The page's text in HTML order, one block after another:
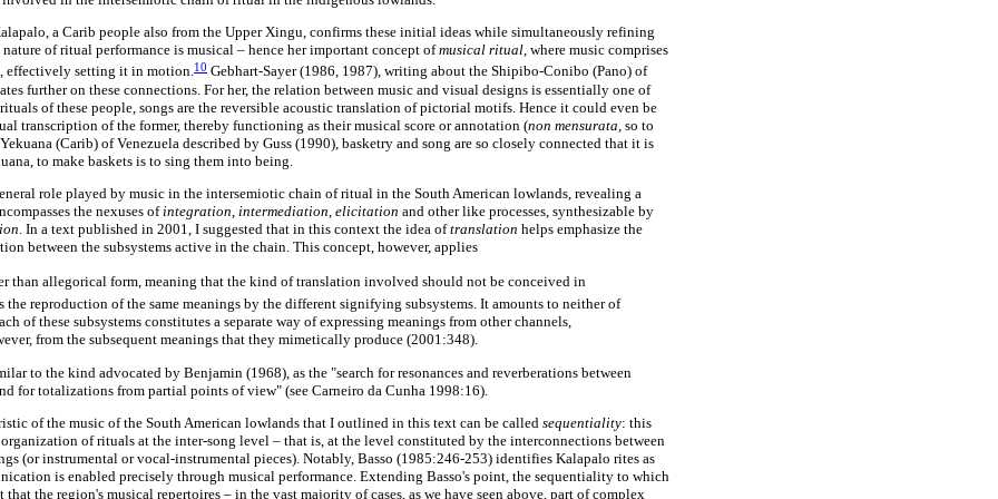
a Carib people also from the Upper Xingu, confirms these initial ideas while simultaneously refining
of ritual performance is musical – hence her important concept ofmusical ritual, where music comprises
effectively setting it in motion.10 Gebhart-Sayer (1986, 1987), writing about the Shipibo-Conibo (Pano) of
further on these connections. For her, the relation between music and visual designs is essentially one of
of these people, songs are the reversible acoustic translation of pictorial motifs. Hence it could even be
transcription of the former, thereby functioning as their musical score or annotation (non mensurata , so to
(Carib) of Venezuela described by Guss (1990), basketry and song are so closely connected that it is
to make baskets is to sing them into being.
role played by music in the intersemiotic chain of ritual in the South American lowlands, revealing a
the nexuses of integration intermediation elicitation and other like processes, synthesizable by
. In a text published in 2001, I suggested that in this context the idea oftranslation helps emphasize the
between the subsystems active in the chain. This concept, however, applies
than allegorical form, meaning that the kind of translation involved should not be conceived in
the reproduction of the same meanings by the different signifying subsystems. It amounts to neither of
of these subsystems constitutes a separate way of expressing meanings from other channels,
from the subsequent meanings that they mimetically produce (2001:348).
to the kind advocated by Benjamin (1968), as the "search for resonances and reverberations between
for totalizations from partial points of view" (see Carneiro da Cunha 1998:16).
of the music of the South American lowlands that I outlined in this text can be called sequentiality: this
of rituals at the inter-song level – that is, at the level constituted by the interconnections between
(or instrumental or vocal-instrumental pieces). Notably, Basso (1985:246-253) identifies Kalapalo rites as
is enabled precisely through musical performance. Extending Basso's point, the sequentiality to which
the region's musical repertoires – in the vast majority of cases, as we have seen above, part of complex